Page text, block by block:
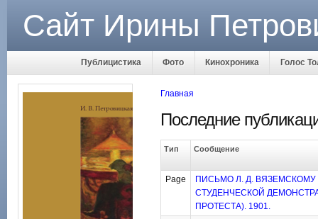
Сайт Ирины
Публицистика Фото Кинохроника Голос
Главная
Последние
Тип Сообщение
Page
ПИСЬМО Л. Д. ВЯЗЕМСКОМУ
СТУДЕНЧЕСКОЙ
ПРОТЕСТА). 1901.